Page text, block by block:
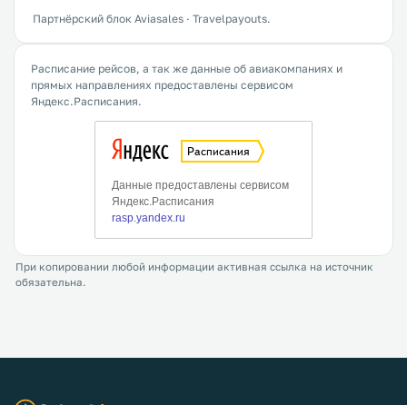
Партнёрский блок Aviasales · Travelpayouts.
Расписание рейсов, а так же данные об авиакомпаниях и
прямых направлениях предоставлены сервисом
Яндекс.Расписания.
При копировании любой информации активная ссылка на источник
обязательна.